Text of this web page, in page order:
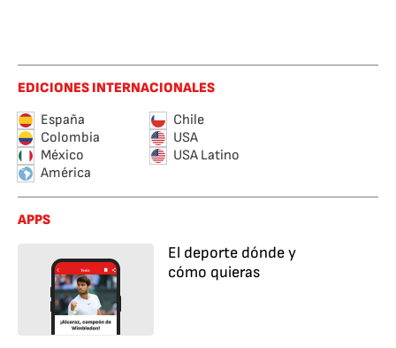
EDICIONES INTERNACIONALES
España
Chile
Colombia
USA
México
USA Latino
América
APPS
El deporte dónde y
cómo quieras